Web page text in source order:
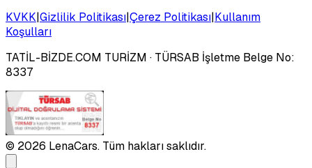
KVKK|Gizlilik Politikası|Çerez Politikası|Kullanım
Koşulları
TATİL-BİZDE.COM TURİZM · TÜRSAB İşletme Belge No:
8337
© 2026 LenaCars. Tüm hakları saklıdır.